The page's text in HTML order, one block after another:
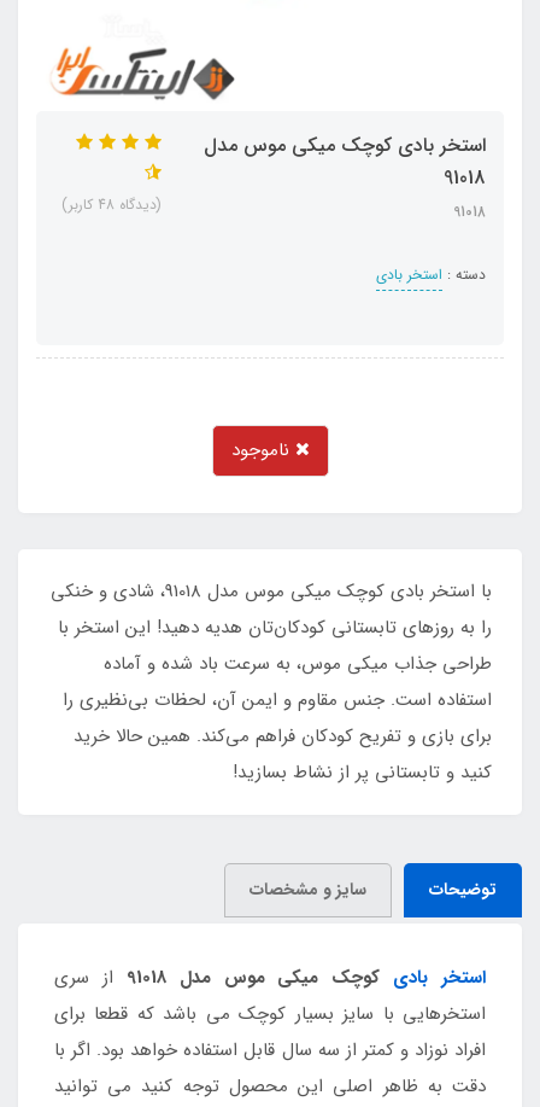
استخر بادی کوچک میکی موس مدل
91018
91018
دسته : استخر بادی
(دیدگاه 48 کاربر)
ناموجود
با استخر بادی کوچک میکی موس مدل 91018، شادی و خنکی
را به روزهای تابستانی کودکان‌تان هدیه دهید! این استخر با
طراحی جذاب میکی موس، به سرعت باد شده و آماده
استفاده است. جنس مقاوم و ایمن آن، لحظات بی‌نظیری را
برای بازی و تفریح کودکان فراهم می‌کند. همین حالا خرید
کنید و تابستانی پر از نشاط بسازید!
توضیحات سایز و مشخصات
استخر بادی کوچک میکی موس مدل 91018
از سری
استخرهایی با سایز بسیار کوچک می باشد که قطعا برای
افراد نوزاد و کمتر از سه سال قابل استفاده خواهد بود. اگر با
دقت به ظاهر اصلی این محصول توجه کنید می توانید